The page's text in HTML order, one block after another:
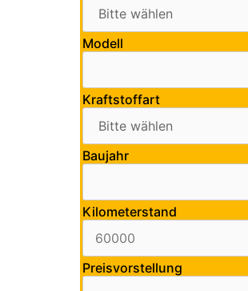
Modell
Kraftstoffart
Baujahr
Kilometerstand
Preisvorstellung